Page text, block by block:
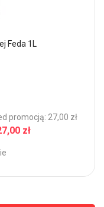
Feda 1L
promocją: 27,00 zł
zł